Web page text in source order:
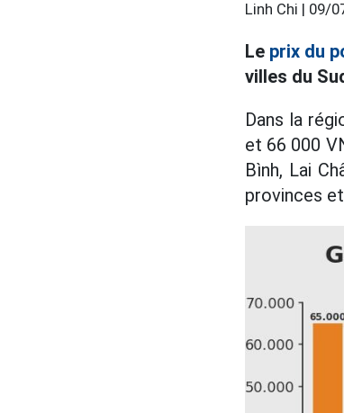
Linh Chi | 09/
Le prix du
villes du
Dans la
et 66 000
Bình, Lai
provinces